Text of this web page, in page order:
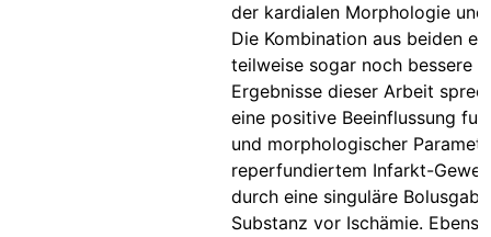
der kardialen Morphologie und
Die Kombination aus beiden
teilweise sogar noch bessere
Ergebnisse dieser Arbeit
eine positive Beeinflussung
und morphologischer
reperfundiertem Infarkt-
durch eine singuläre
Substanz vor Ischämie.